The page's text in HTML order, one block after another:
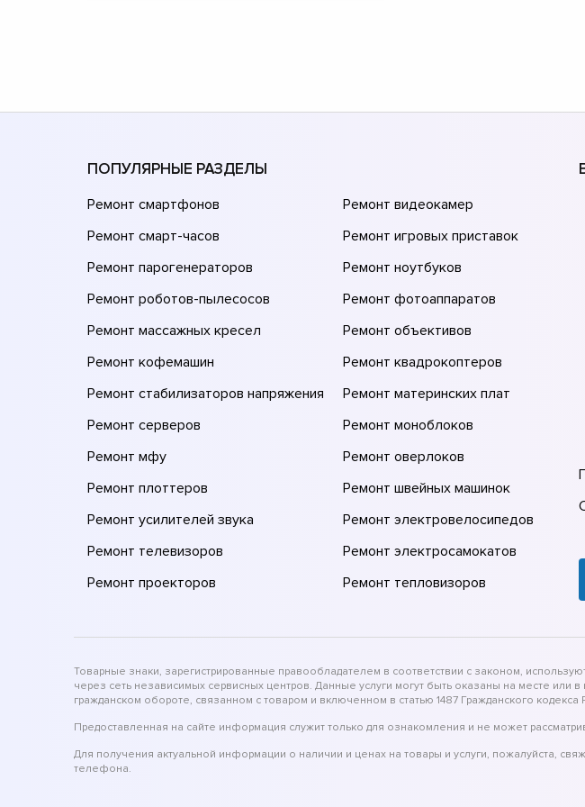
ПОПУЛЯРНЫЕ РАЗДЕЛЫ
Ремонт смартфонов
Ремонт смарт-часов
Ремонт парогенераторов
Ремонт роботов-пылесосов
Ремонт массажных кресел
Ремонт кофемашин
Ремонт стабилизаторов напряжения
Ремонт серверов
Ремонт мфу
Ремонт плоттеров
Ремонт усилителей звука
Ремонт телевизоров
Ремонт проекторов
Ремонт видеокамер
Ремонт игровых приставок
Ремонт ноутбуков
Ремонт фотоаппаратов
Ремонт объективов
Ремонт квадрокоптеров
Ремонт материнских плат
Ремонт моноблоков
Ремонт оверлоков
Ремонт швейных машинок
Ремонт электровелосипедов
Ремонт электросамокатов
Ремонт тепловизоров
Товарные знаки, зарегистрированные правообладателем в соответствии с законом,
через сеть независимых сервисных центров. Данные услуги могут быть оказаны на месте
гражданском обороте, связанном с товаром и включенном в статью 1487 Гражданского
Предоставленная на сайте информация служит только для ознакомления и не может
Для получения актуальной информации о наличии и ценах на товары и услуги, пожалуйста,
телефона.